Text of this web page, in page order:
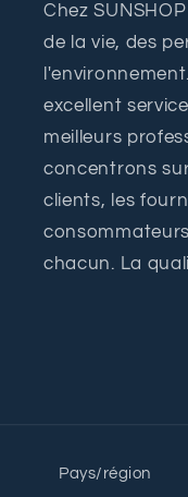
Chez
de la vie, des
excellent
meilleurs
concentrons
clients, les
chacun. La
Pays/région